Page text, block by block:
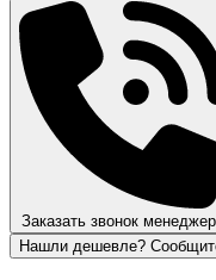
Заказать звонок
Нашли дешевле?